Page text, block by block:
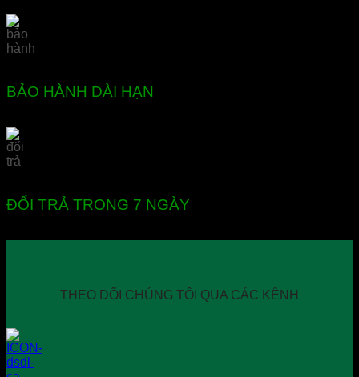
BẢO HÀNH DÀI HẠN
ĐỔI TRẢ TRONG 7 NGÀY
THEO DÕI CHÚNG TÔI QUA CÁC KÊNH